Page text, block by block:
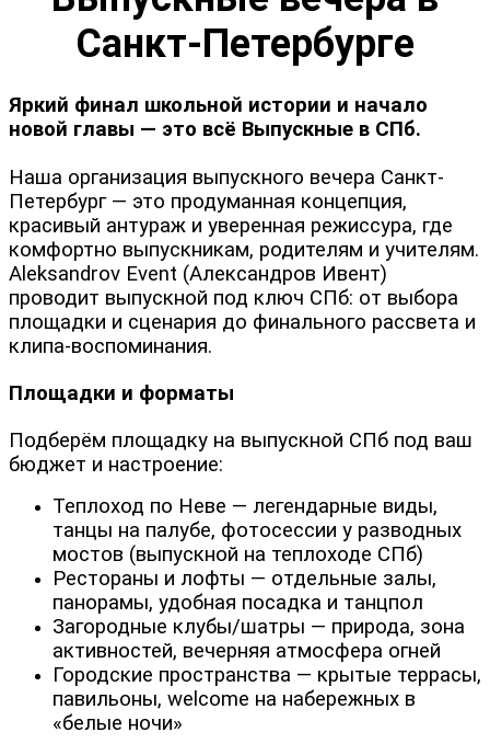
Санкт-Петербурге
Яркий финал школьной истории и начало
новой главы — это всё Выпускные в СПб.
Наша организация выпускного вечера Санкт-
Петербург — это продуманная концепция,
красивый антураж и уверенная режиссура, где
комфортно выпускникам, родителям и учителям.
Aleksandrov Event (Александров Ивент)
проводит выпускной под ключ СПб: от выбора
площадки и сценария до финального рассвета и
клипа-воспоминания.
Площадки и форматы
Подберём площадку на выпускной СПб под ваш
бюджет и настроение:
Теплоход по Неве — легендарные виды,
танцы на палубе, фотосессии у разводных
мостов (выпускной на теплоходе СПб)
Рестораны и лофты — отдельные залы,
панорамы, удобная посадка и танцпол
Загородные клубы/шатры — природа, зона
активностей, вечерняя атмосфера огней
Городские пространства — крытые террасы,
павильоны, welcome на набережных в
«белые ночи»